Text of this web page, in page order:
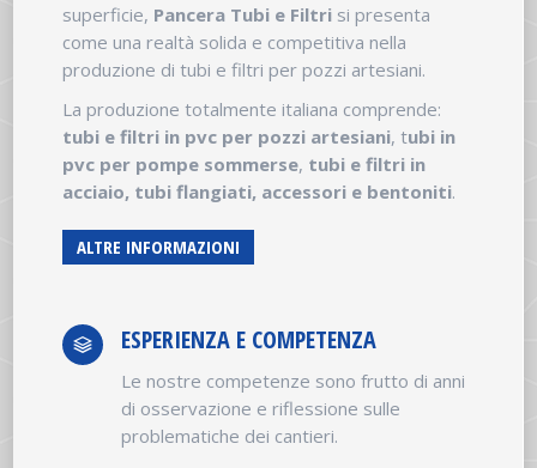
superficie, Pancera Tubi e Filtri si presenta
come una realtà solida e competitiva nella
produzione di tubi e filtri per pozzi artesiani.
La produzione totalmente italiana comprende:
tubi e filtri in pvc per pozzi artesiani, tubi in
pvc per pompe sommerse, tubi e filtri in
acciaio, tubi flangiati, accessori e bentoniti.
ALTRE INFORMAZIONI
ESPERIENZA E COMPETENZA
Le nostre competenze sono frutto di anni
di osservazione e riflessione sulle
problematiche dei cantieri.